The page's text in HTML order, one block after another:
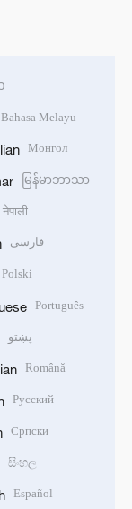
Bahasa Melayu
Монгол
မြန်မာဘာသာ
नेपाली
فارسی
Polski
Português
پښتو
Română
Русский
Српски
සිංහල
Español